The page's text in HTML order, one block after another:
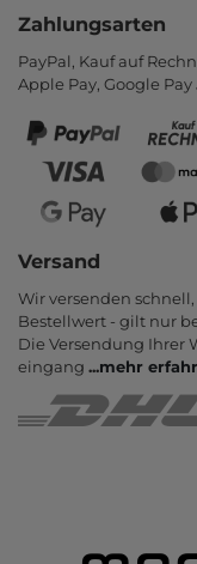
Zahlungsarten
PayPal, Kauf auf
Apple Pay, Google Pay
Versand
Wir versenden
Bestell­wert - gilt nur
Die Ver­sendung Ihrer
eingang ...mehr